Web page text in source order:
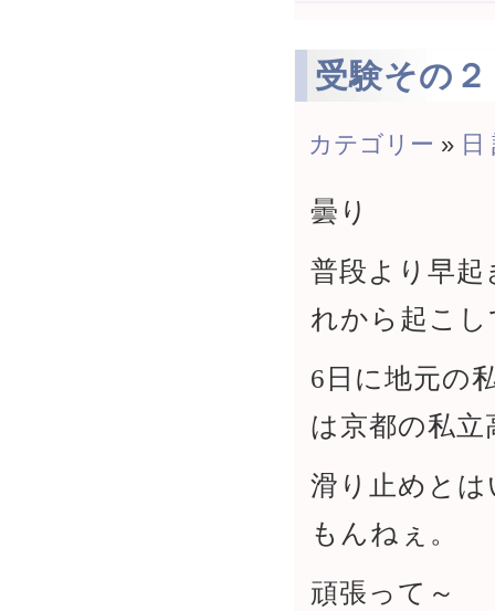
受験その２
カテゴリー » 日
曇り
普段より早
れから起こ
6日に地元の
は京都の私立
滑り止めと
もんねぇ。
頑張って～